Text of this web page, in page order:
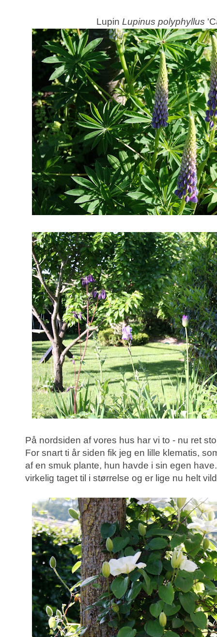
LupinLupinus polyphyllus
På nordsiden af vores hus har vi to - nu ret
For snart ti år siden fik jeg en lille klematis,
af en smuk plante, hun havde i sin egen
virkelig taget til i størrelse og er lige nu helt